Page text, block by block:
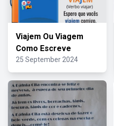
Viajem Ou Viagem
Como Escreve
25 September 2024